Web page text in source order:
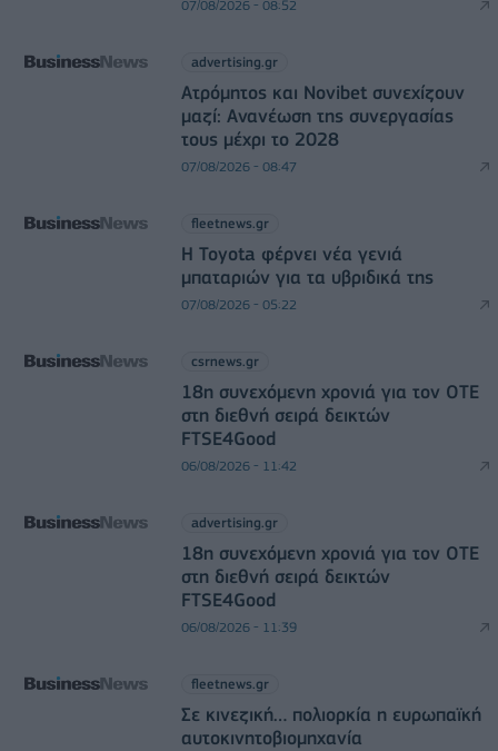
07/08/2026 - 08:52
advertising.gr
Ατρόμητος και Novibet συνεχίζουν
μαζί: Ανανέωση της συνεργασίας
τους μέχρι το 2028
07/08/2026 - 08:47
fleetnews.gr
Η Toyota φέρνει νέα γενιά
μπαταριών για τα υβριδικά της
07/08/2026 - 05:22
csrnews.gr
18η συνεχόμενη χρονιά για τον ΟΤΕ
στη διεθνή σειρά δεικτών
FTSE4Good
06/08/2026 - 11:42
advertising.gr
18η συνεχόμενη χρονιά για τον ΟΤΕ
στη διεθνή σειρά δεικτών
FTSE4Good
06/08/2026 - 11:39
fleetnews.gr
Σε κινεζική… πολιορκία η ευρωπαϊκή
αυτοκινητοβιομηχανία